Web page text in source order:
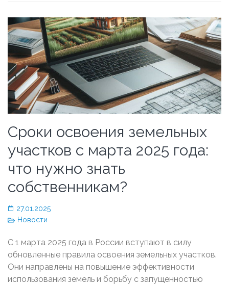
Сроки освоения земельных
участков с марта 2025 года:
что нужно знать
собственникам?
27.01.2025
Новости
С 1 марта 2025 года в России вступают в силу
обновленные правила освоения земельных участков.
Они направлены на повышение эффективности
использования земель и борьбу с запущенностью